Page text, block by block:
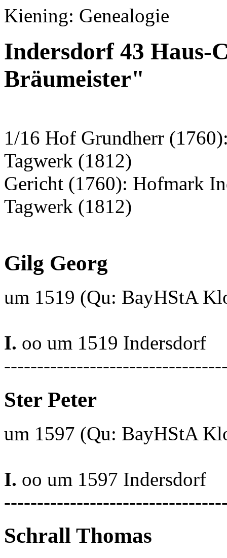
Kiening: Genealogie
Indersdorf 43 Haus-
Bräumeister"
1/16 Hof Grundherr
Tagwerk (1812)
Gericht (1760): Hofmark
Tagwerk (1812)
Gilg Georg
um 1519 (Qu: BayHStA
I. oo um 1519 Indersdorf
Ster Peter
um 1597 (Qu: BayHStA
I. oo um 1597 Indersdorf
Schrall Thomas